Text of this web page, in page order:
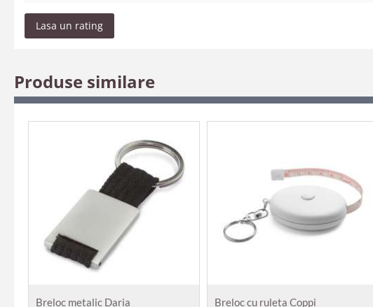
Lasa un rating
Produse similare
Breloc metalic Daria Breloc cu ruleta Coppi